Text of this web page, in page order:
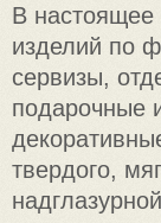
В настоящее
изделий по
сервизы,
подарочные
твердого,